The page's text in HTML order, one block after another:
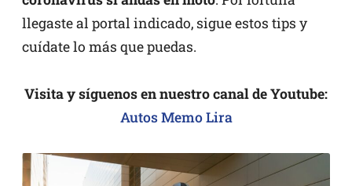
llegaste al portal indicado, sigue estos tips y
cuídate lo más que puedas.
Visita y síguenos en nuestro canal de Youtube:
Autos Memo Lira